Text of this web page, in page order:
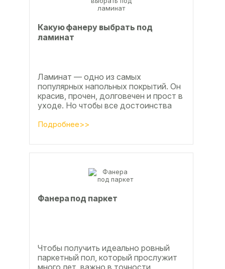
Какую фанеру выбрать под
ламинат
Ламинат — одно из самых
популярных напольных покрытий. Он
красив, прочен, долговечен и прост в
уходе. Но чтобы все достоинства
раскрылись, важно...
Подробнее>>
Фанера под паркет
Чтобы получить идеально ровный
паркетный пол, который прослужит
много лет, важно в точности